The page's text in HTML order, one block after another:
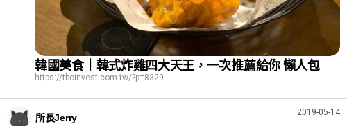
韓國美食｜韓式炸雞四大天王，一次推薦給你 懶人包
https://tbcinvest.com.tw/?p=8329
所長Jerry
2019-05-14